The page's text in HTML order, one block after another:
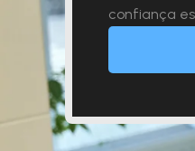
confiança